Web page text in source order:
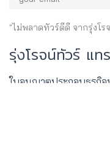
"ไม่พลาดทัวร์ดีดี จากรุ่งโร
รุ่งโรจน์ทัวร์ แท
ใบอนุญาตประกอบธุรกิจ